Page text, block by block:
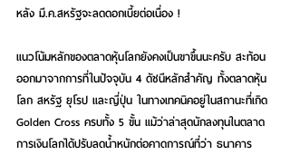
หลัง มี.ค.สหรัฐจะลดดอกเบี้ยต่อเนื่อง !
แนวโน้มหลักของตลาดหุ้นโลกยังคงเป็นขาขึ้นนะครับ สะท้อน
ออกมาจากการที่ในปัจจุบัน 4 ดัชนีหลักสำคัญ ทั้งตลาดหุ้น
โลก สหรัฐ ยุโรป และญี่ปุ่น ในทางเทคนิคอยู่ในสถานะที่เกิด
Golden Cross ครบทั้ง 5 ขั้น แม้ว่าล่าสุดนักลงทุนในตลาด
การเงินโลกได้ปรับลดน้ำหนักต่อคาดการณ์ที่ว่า ธนาคาร